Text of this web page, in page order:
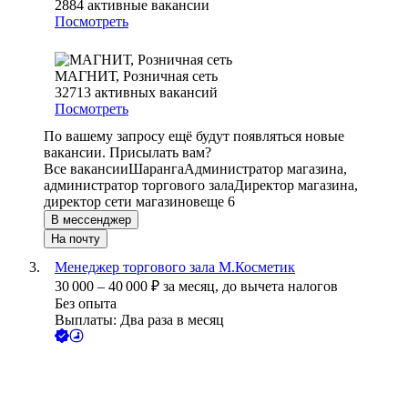
2884 активные вакансии
Посмотреть
МАГНИТ, Розничная сеть
32713 активных вакансий
Посмотреть
По вашему запросу ещё будут появляться новые
вакансии. Присылать вам?
Все вакансииШарангаАдминистратор магазина,
администратор торгового залаДиректор магазина,
директор сети магазиновеще 6
В мессенджер
На почту
Менеджер торгового зала М.Косметик
30 000 – 40 000 ₽ за месяц, до вычета налогов
Без опыта
Выплаты: Два раза в месяц